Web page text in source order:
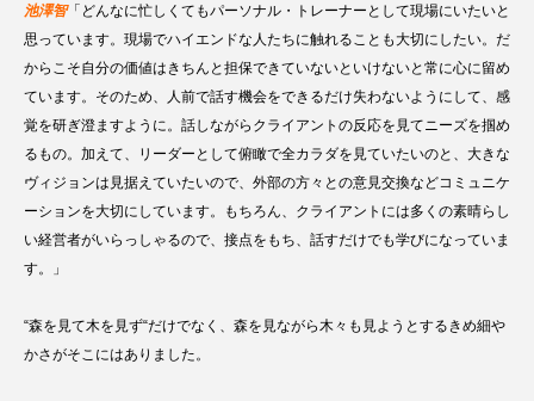
池澤智「どんなに忙しくてもパーソナル・トレーナーとして現場にいたいと
思っています。現場でハイエンドな人たちに触れることも大切にしたい。だ
からこそ自分の価値はきちんと担保できていないといけないと常に心に留め
ています。そのため、人前で話す機会をできるだけ失わないようにして、感
覚を研ぎ澄ますように。話しながらクライアントの反応を見てニーズを掴め
るもの。加えて、リーダーとして俯瞰で全カラダを見ていたいのと、大きな
ヴィジョンは見据えていたいので、外部の方々との意見交換などコミュニケ
ーションを大切にしています。もちろん、クライアントには多くの素晴らし
い経営者がいらっしゃるので、接点をもち、話すだけでも学びになっていま
す。」
“森を見て木を見ず“だけでなく、森を見ながら木々も見ようとするきめ細や
かさがそこにはありました。